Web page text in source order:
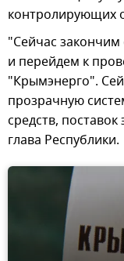
контролирующих
"Сейчас
и перейдем к
"Крымэнерго".
прозрачную
средств,
глава Республики.